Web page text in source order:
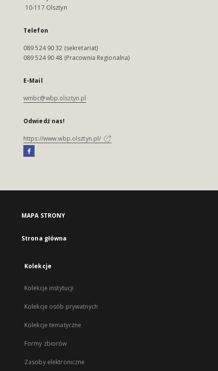
10-117 Olsztyn
Telefon
089 524 90 32 (sekretariat)
089 524 90 48 (Pracownia Regionalna)
E-Mail
wmbc@wbp.olsztyn.pl
Odwiedź nas!
https://www.wbp.olsztyn.pl/
MAPA STRONY
Strona główna
Kolekcje
Kolekcje instytucji
Kolekcje osób prywatnych
Kolekcje tematyczne
Formy zbiorów
Zasoby elektroniczne